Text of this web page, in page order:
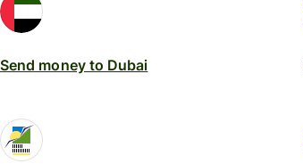
Send money to Dubai